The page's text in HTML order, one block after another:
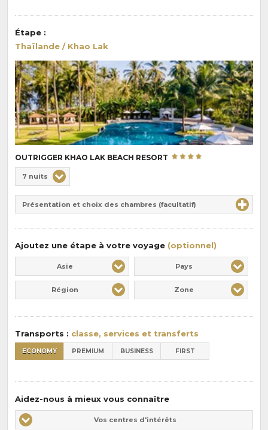
Étape :
Thaïlande / Khao Lak
OUTRIGGER KHAO LAK BEACH RESORT
de
pension
:
Durée
7 nuits
Présentation et choix des chambres (facultatif)
Ajoutez une étape à votre voyage (optionnel)
Asie Pays
Région Zone
Transports : classe, services et transferts
ECONOMY PREMIUM BUSINESS FIRST
Aidez-nous à mieux vous connaître
Vos
Vos centres d'intérêts